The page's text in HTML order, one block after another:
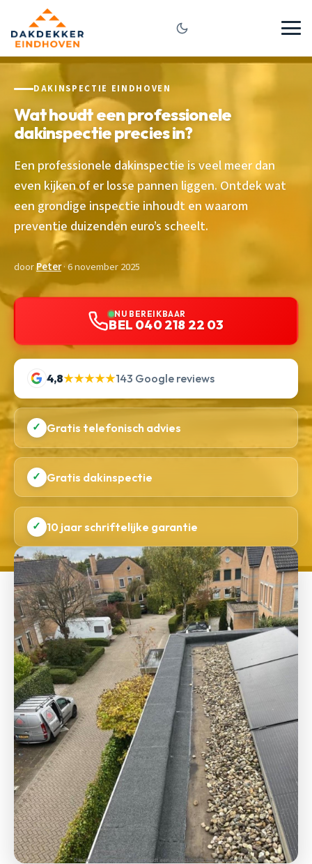
DAKINSPECTIE EINDHOVEN
Wat houdt een professionele
dakinspectie precies in?
Een professionele dakinspectie is veel meer dan
even kijken of er losse pannen liggen. Ontdek wat
een grondige inspectie inhoudt en waarom
preventie duizenden euro’s scheelt.
doorPeter· 6 november 2025
NU BEREIKBAAR
BEL 040 218 22 03
4,8★★★★★143 Google reviews
✓ Gratis telefonisch advies
✓ Gratis dakinspectie
✓ 10 jaar schriftelijke garantie